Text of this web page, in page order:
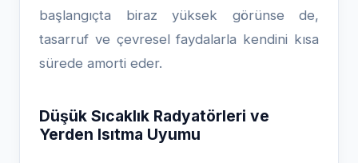
başlangıçta biraz yüksek görünse de,
tasarruf ve çevresel faydalarla kendini kısa
sürede amorti eder.
Düşük Sıcaklık Radyatörleri ve
Yerden Isıtma Uyumu